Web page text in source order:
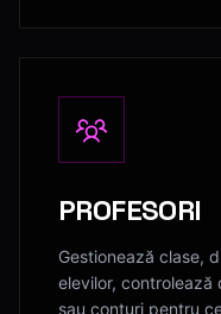
PROFESORI
Gestionează clase,
elevilor, controlează
sau conturi pentru